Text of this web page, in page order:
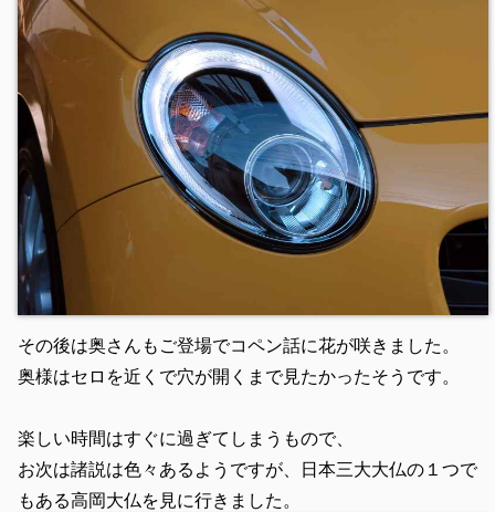
その後は奥さんもご登場でコペン話に花が咲きました。
奥様はセロを近くで穴が開くまで見たかったそうです。
楽しい時間はすぐに過ぎてしまうもので、
お次は諸説は色々あるようですが、日本三大大仏の１つで
もある高岡大仏を見に行きました。